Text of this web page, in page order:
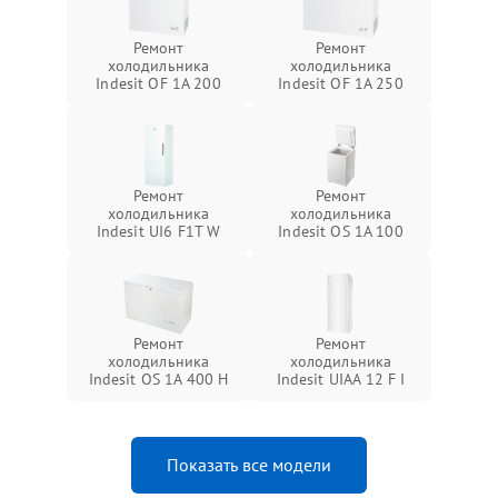
Ремонт
холодильника
Indesit OF 1A 200
Ремонт
холодильника
Indesit OF 1A 250
Ремонт
холодильника
Indesit UI6 F1T W
Ремонт
холодильника
Indesit OS 1A 100
Ремонт
холодильника
Indesit OS 1A 400 H
Ремонт
холодильника
Indesit UIAA 12 F I
Показать все модели